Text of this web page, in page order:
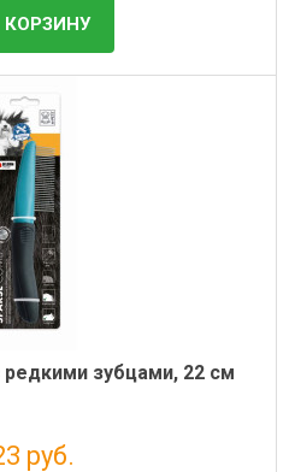
КОРЗИНУ
редкими зубцами, 22 см
руб.